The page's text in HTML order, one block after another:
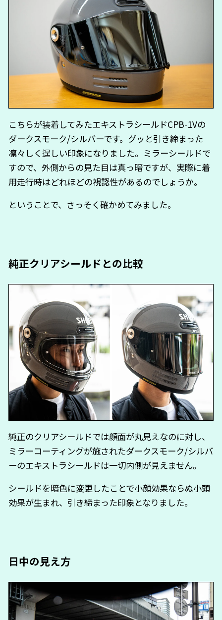
こちらが装着してみたエキストラシールドCPB-1Vの
ダークスモーク/シルバーです。グッと引き締まった
凛々しく逞しい印象になりました。ミラーシールドで
すので、外側からの見た目は真っ暗ですが、実際に着
用走行時はどれほどの視認性があるのでしょうか。
ということで、さっそく確かめてみました。
純正クリアシールドとの比較
純正のクリアシールドでは顔面が丸見えなのに対し、
ミラーコーティングが施されたダークスモーク/シルバ
ーのエキストラシールドは一切内側が見えません。
シールドを暗色に変更したことで小顔効果ならぬ小頭
効果が生まれ、引き締まった印象となりました。
日中の見え方